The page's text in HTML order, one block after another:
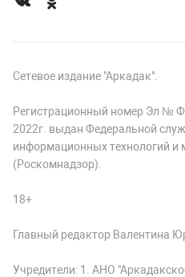
Сетевое издание "Аркадак".
Регистрационный номер Эл №
2022г. выдан Федеральной
информационных технологий
(Роскомнадзор).
18+
Главный редактор Валентина
Учредители: 1. АНО